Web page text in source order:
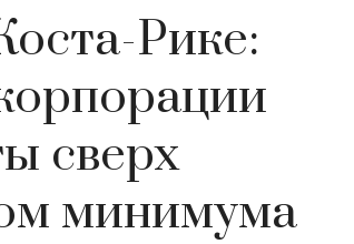
Рике:
сверх
минимума